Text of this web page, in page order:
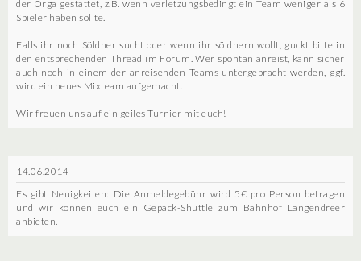
der Orga gestattet, z.B. wenn verletzungsbedingt ein Team weniger als 6
Spieler haben sollte.
Falls ihr noch Söldner sucht oder wenn ihr söldnern wollt, guckt bitte in
den entsprechenden Thread im Forum. Wer spontan anreist, kann sicher
auch noch in einem der anreisenden Teams untergebracht werden, ggf.
wird ein neues Mixteam aufgemacht.
Wir freuen uns auf ein geiles Turnier mit euch!
14.06.2014
Es gibt Neuigkeiten: Die Anmeldegebühr wird 5€ pro Person betragen
und wir können euch ein Gepäck-Shuttle zum Bahnhof Langendreer
anbieten.